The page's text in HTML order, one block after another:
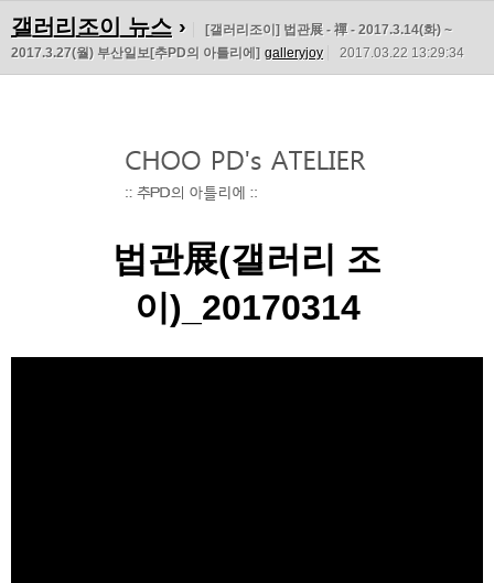
갤러리조이 뉴스 ›
[갤러리조이] 법관展 - 禪 - 2017.3.14(화) ~
2017.3.27(월) 부산일보[추PD의 아틀리에] galleryjoy 2017.03.22 13:29:34
법관展(갤러리 조
이)_20170314